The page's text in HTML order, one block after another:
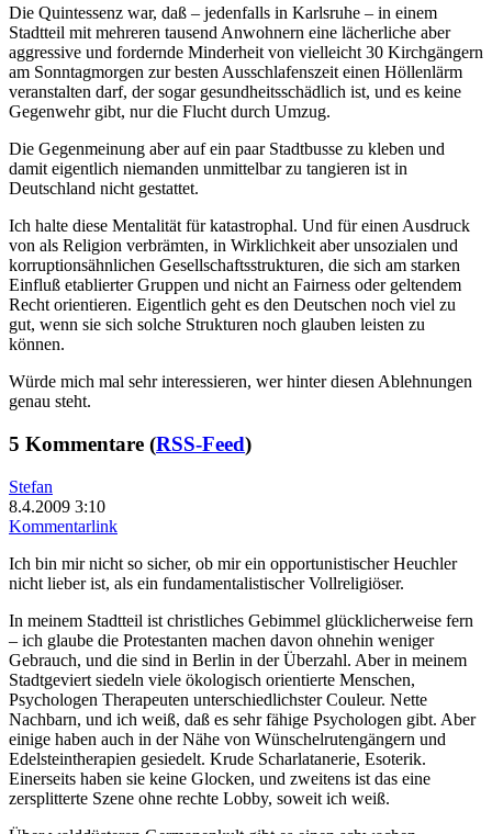
Die Quintessenz war, daß – jedenfalls in Karlsruhe – in einem
Stadtteil mit mehreren tausend Anwohnern eine lächerliche aber
aggressive und fordernde Minderheit von vielleicht 30 Kirchgängern
am Sonntagmorgen zur besten Ausschlafenszeit einen Höllenlärm
veranstalten darf, der sogar gesundheitsschädlich ist, und es keine
Gegenwehr gibt, nur die Flucht durch Umzug.
Die Gegenmeinung aber auf ein paar Stadtbusse zu kleben und
damit eigentlich niemanden unmittelbar zu tangieren ist in
Deutschland nicht gestattet.
Ich halte diese Mentalität für katastrophal. Und für einen Ausdruck
von als Religion verbrämten, in Wirklichkeit aber unsozialen und
korruptionsähnlichen Gesellschaftsstrukturen, die sich am starken
Einfluß etablierter Gruppen und nicht an Fairness oder geltendem
Recht orientieren. Eigentlich geht es den Deutschen noch viel zu
gut, wenn sie sich solche Strukturen noch glauben leisten zu
können.
Würde mich mal sehr interessieren, wer hinter diesen Ablehnungen
genau steht.
5 Kommentare (RSS-Feed)
Stefan
8.4.2009 3:10
Kommentarlink
Ich bin mir nicht so sicher, ob mir ein opportunistischer Heuchler
nicht lieber ist, als ein fundamentalistischer Vollreligiöser.
In meinem Stadtteil ist christliches Gebimmel glücklicherweise fern
– ich glaube die Protestanten machen davon ohnehin weniger
Gebrauch, und die sind in Berlin in der Überzahl. Aber in meinem
Stadtgeviert siedeln viele ökologisch orientierte Menschen,
Psychologen Therapeuten unterschiedlichster Couleur. Nette
Nachbarn, und ich weiß, daß es sehr fähige Psychologen gibt. Aber
einige haben auch in der Nähe von Wünschelrutengängern und
Edelsteintherapien gesiedelt. Krude Scharlatanerie, Esoterik.
Einerseits haben sie keine Glocken, und zweitens ist das eine
zersplitterte Szene ohne rechte Lobby, soweit ich weiß.